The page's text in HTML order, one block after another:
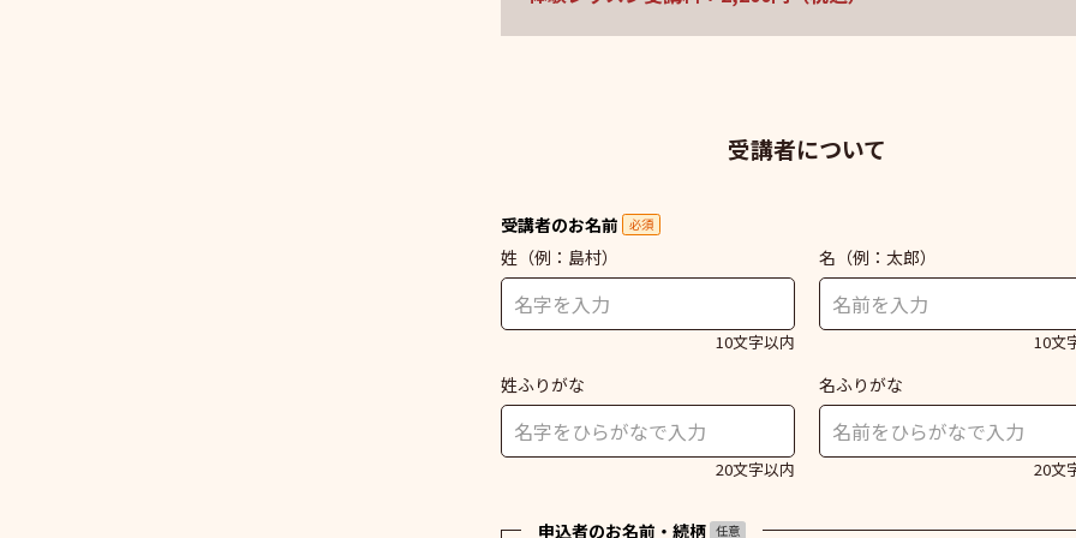
受講者について
受講者のお名前 必須
姓 （例：島村）
10文字以内
名 （例：太郎）
10文
姓ふりがな
20文字以内
名ふりがな
20文
申込者のお名前・続柄 任意